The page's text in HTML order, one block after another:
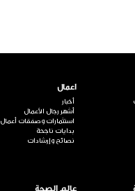
اعمال
أخبار
أشهر رجال الأعمال
استثمارات وصفقات أعمال
بدايات ناجحة
نصائح وإرشادات
عالم الصحة